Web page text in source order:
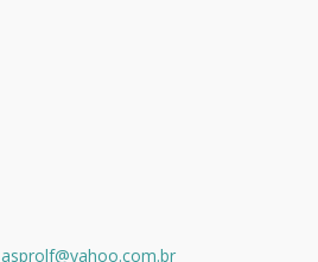
asprolf@yahoo.com.br